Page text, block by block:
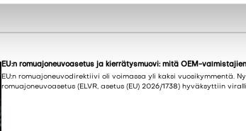
EU:n romuajoneuvoasetus ja kierrätysmuovi: mitä OEM-
EU:n romuajoneuvodirektiivi oli voimassa yli kaksi vuosikymmentä.
romuajoneuvoasetus (ELVR, asetus (EU) 2026/1738) hyväksyttiin